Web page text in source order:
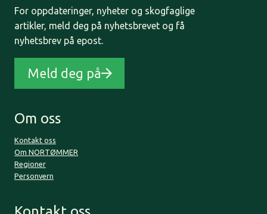
For oppdateringer, nyheter og skogfaglige
artikler, meld deg på nyhetsbrevet og få
nyhetsbrev på epost.
Meld deg på
Om oss
Kontakt oss
Om NORTØMMER
Regioner
Personvern